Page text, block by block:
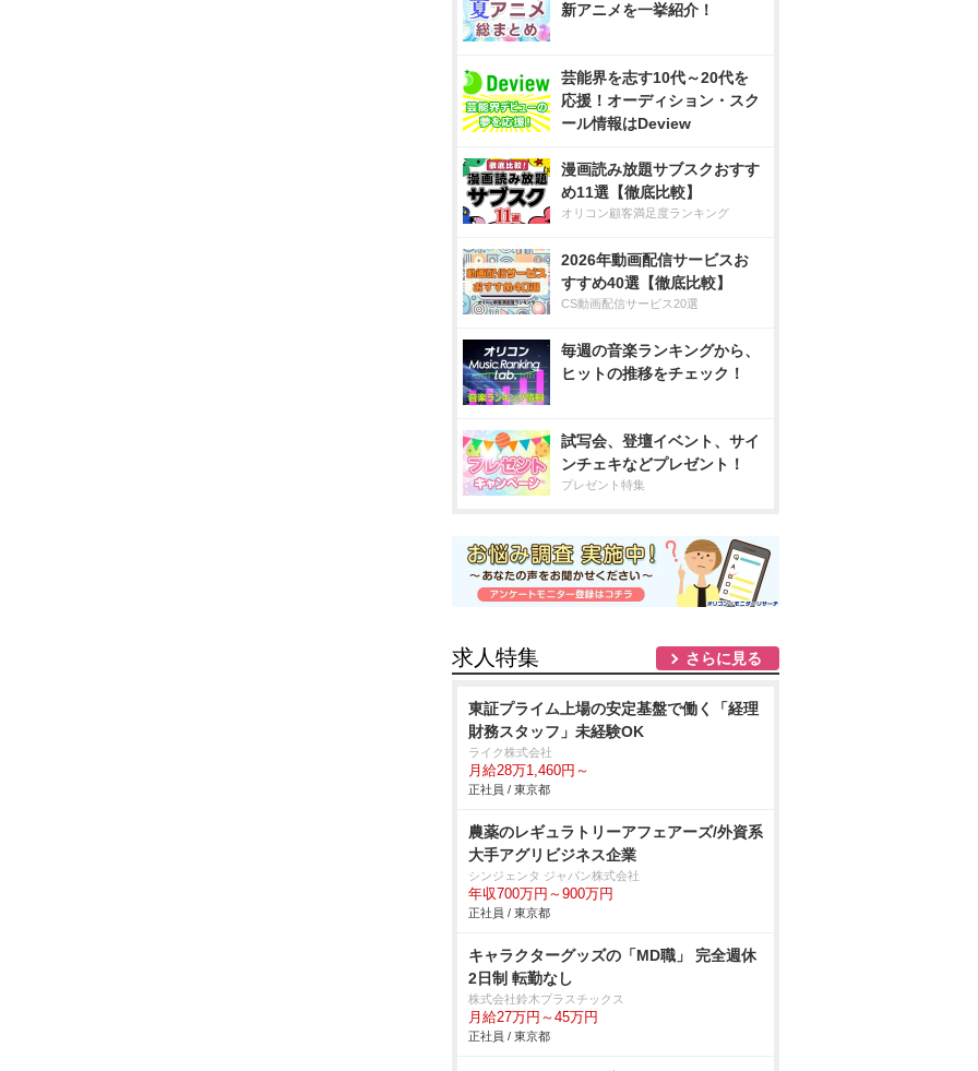
新アニメを一挙紹介！
芸能界を志す10代～20代を
応援！オーディション・スク
ール情報はDeview
漫画読み放題サブスクおすす
め11選【徹底比較】
オリコン顧客満足度ランキング
2026年動画配信サービスお
すすめ40選【徹底比較】
CS動画配信サービス20選
毎週の音楽ランキングから、
ヒットの推移をチェック！
試写会、登壇イベント、サイ
ンチェキなどプレゼント！
プレゼント特集
求人特集 さらに見る
東証プライム上場の安定基盤で働く「経理
財務スタッフ」未経験OK
ライク株式会社
月給28万1,460円～
正社員 / 東京都
農薬のレギュラトリーアフェアーズ/外資系
大手アグリビジネス企業
シンジェンタ ジャパン株式会社
年収700万円～900万円
正社員 / 東京都
キャラクターグッズの「MD職」 完全週休
2日制 転勤なし
株式会社鈴木プラスチックス
月給27万円～45万円
正社員 / 東京都